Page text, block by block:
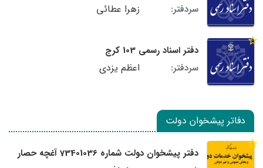
سردفتر:
زهرا عطائی
دفتر اسناد رسمی 103 کرج
سردفتر:
اعظم یزدی
دفاتر پیشخوان دولت
دفتر پیشخوان دولت شماره 73401036 آغچه حصار